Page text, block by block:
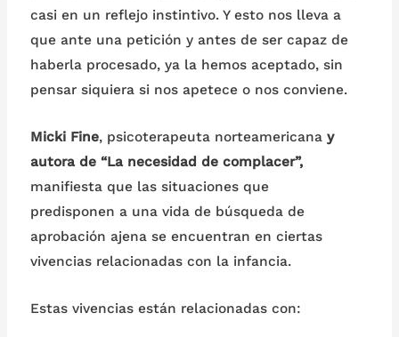
casi en un reflejo instintivo. Y esto nos lleva a
que ante una petición y antes de ser capaz de
haberla procesado, ya la hemos aceptado, sin
pensar siquiera si nos apetece o nos conviene.
Micki Fine, psicoterapeuta norteamericana y
autora de “La necesidad de complacer”,
manifiesta que las situaciones que
predisponen a una vida de búsqueda de
aprobación ajena se encuentran en ciertas
vivencias relacionadas con la infancia.
Estas vivencias están relacionadas con: